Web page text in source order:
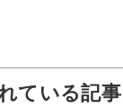
ている記事